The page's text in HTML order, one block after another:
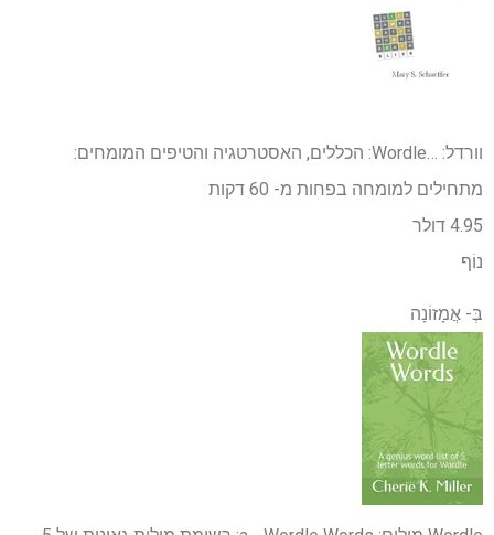
וורדל: …
Wordle: הכללים, האסטרטגיה והטיפים המומחים:
מתחילים למומחה בפחות מ- 60 דקות
4.95 דולר
נוֹף
בְּ- אֲמָזוֹנָה